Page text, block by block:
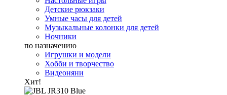
Детские рюкзаки
Умные часы для детей
Музыкальные колонки для детей
Ночники
по назначению
Игрушки и модели
Хобби и творчество
Видеоняни
Хит!